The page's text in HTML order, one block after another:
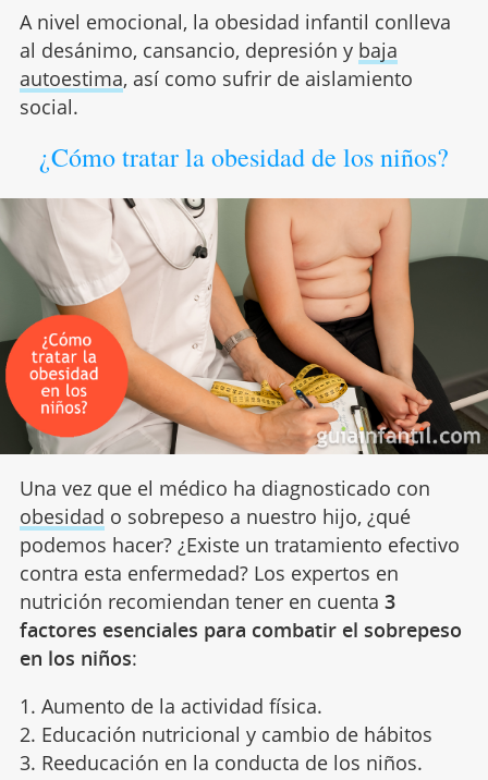
A nivel emocional, la obesidad infantil conlleva
al desánimo, cansancio, depresión y baja
autoestima, así como sufrir de aislamiento
social.
¿Cómo tratar la obesidad de los niños?
Una vez que el médico ha diagnosticado con
obesidad o sobrepeso a nuestro hijo, ¿qué
podemos hacer? ¿Existe un tratamiento efectivo
contra esta enfermedad? Los expertos en
nutrición recomiendan tener en cuenta 3
factores esenciales para combatir el sobrepeso
en los niños:
1. Aumento de la actividad física.
2. Educación nutricional y cambio de hábitos
3. Reeducación en la conducta de los niños.